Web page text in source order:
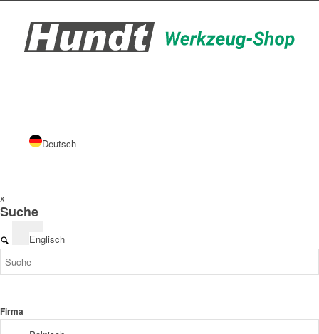
Deutsch
Englisch
x
Suche
Firma